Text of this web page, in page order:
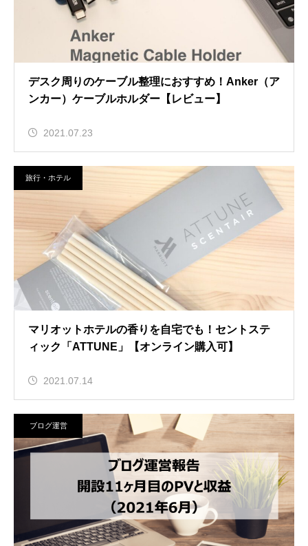
デスク周りのケーブル整理におすすめ！Anker（ア
ンカー）ケーブルホルダー【レビュー】
2021.07.23
旅行・ホテル
マリオットホテルの香りを自宅でも！セントステ
ィック「ATTUNE」【オンライン購入可】
2021.07.14
ブログ運営